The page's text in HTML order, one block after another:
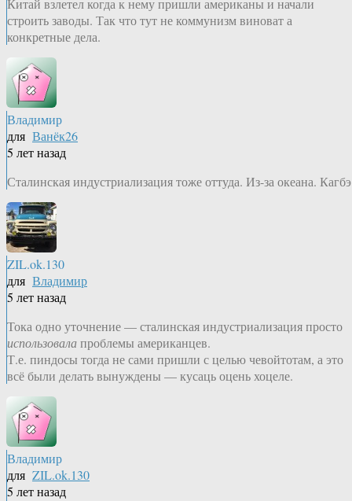
Китай взлетел когда к нему пришли американы и начали
строить заводы. Так что тут не коммунизм виноват а
конкретные дела.
Владимир
для Ванёк26
5 лет назад
Сталинская индустриализация тоже оттуда. Из-за океана.
ZIL.ok.130
для Владимир
5 лет назад
Тока одно уточнение — сталинская индустриализация просто
использовалапроблемы американцев.
Т.е. пиндосы тогда не сами пришли с целью чевойтотам, а это
всё были делать вынуждены — кусаць оцень хоцеле.
Владимир
для ZIL.ok.130
5 лет назад